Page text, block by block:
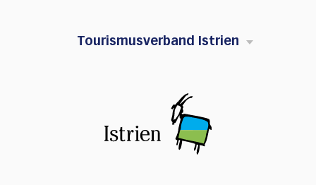
Tourismusverband Istrien